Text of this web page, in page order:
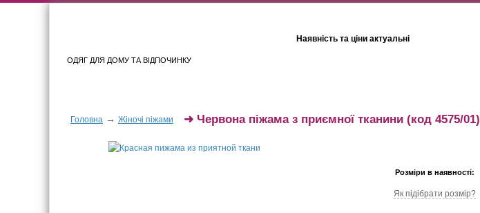
ОДЯГ ДЛЯ ДОМУ ТА ВІДПОЧИНКУ
Наявність та ціни актуальні
Головна → Жіночі піжами ➜ Червона піжама з приємної тканини (код 4575/01)
Розміри в наявності:
Як підібрати розмір?